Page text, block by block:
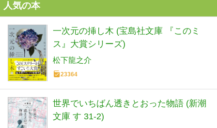
人気の本
一次元の挿し木 (宝島社文庫 『このミ
ス』大賞シリーズ)
松下龍之介
23364
世界でいちばん透きとおった物語 (新潮
文庫 す 31-2)